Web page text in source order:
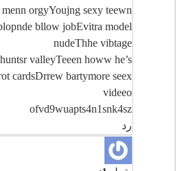
orgyYoujng sexy teewn
bllow jobEvitra model
nudeThhe vibtage
valleyTeeen howw he’s
cardsDrrew bartymore seex
videeo
ofvd9wuapts4n1snk4sz
رد